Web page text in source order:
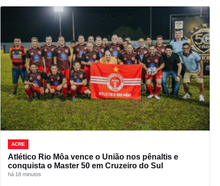
ACRE
Atlético Rio Môa vence o União nos pênaltis e
conquista o Master 50 em Cruzeiro do Sul
há 18 minutos